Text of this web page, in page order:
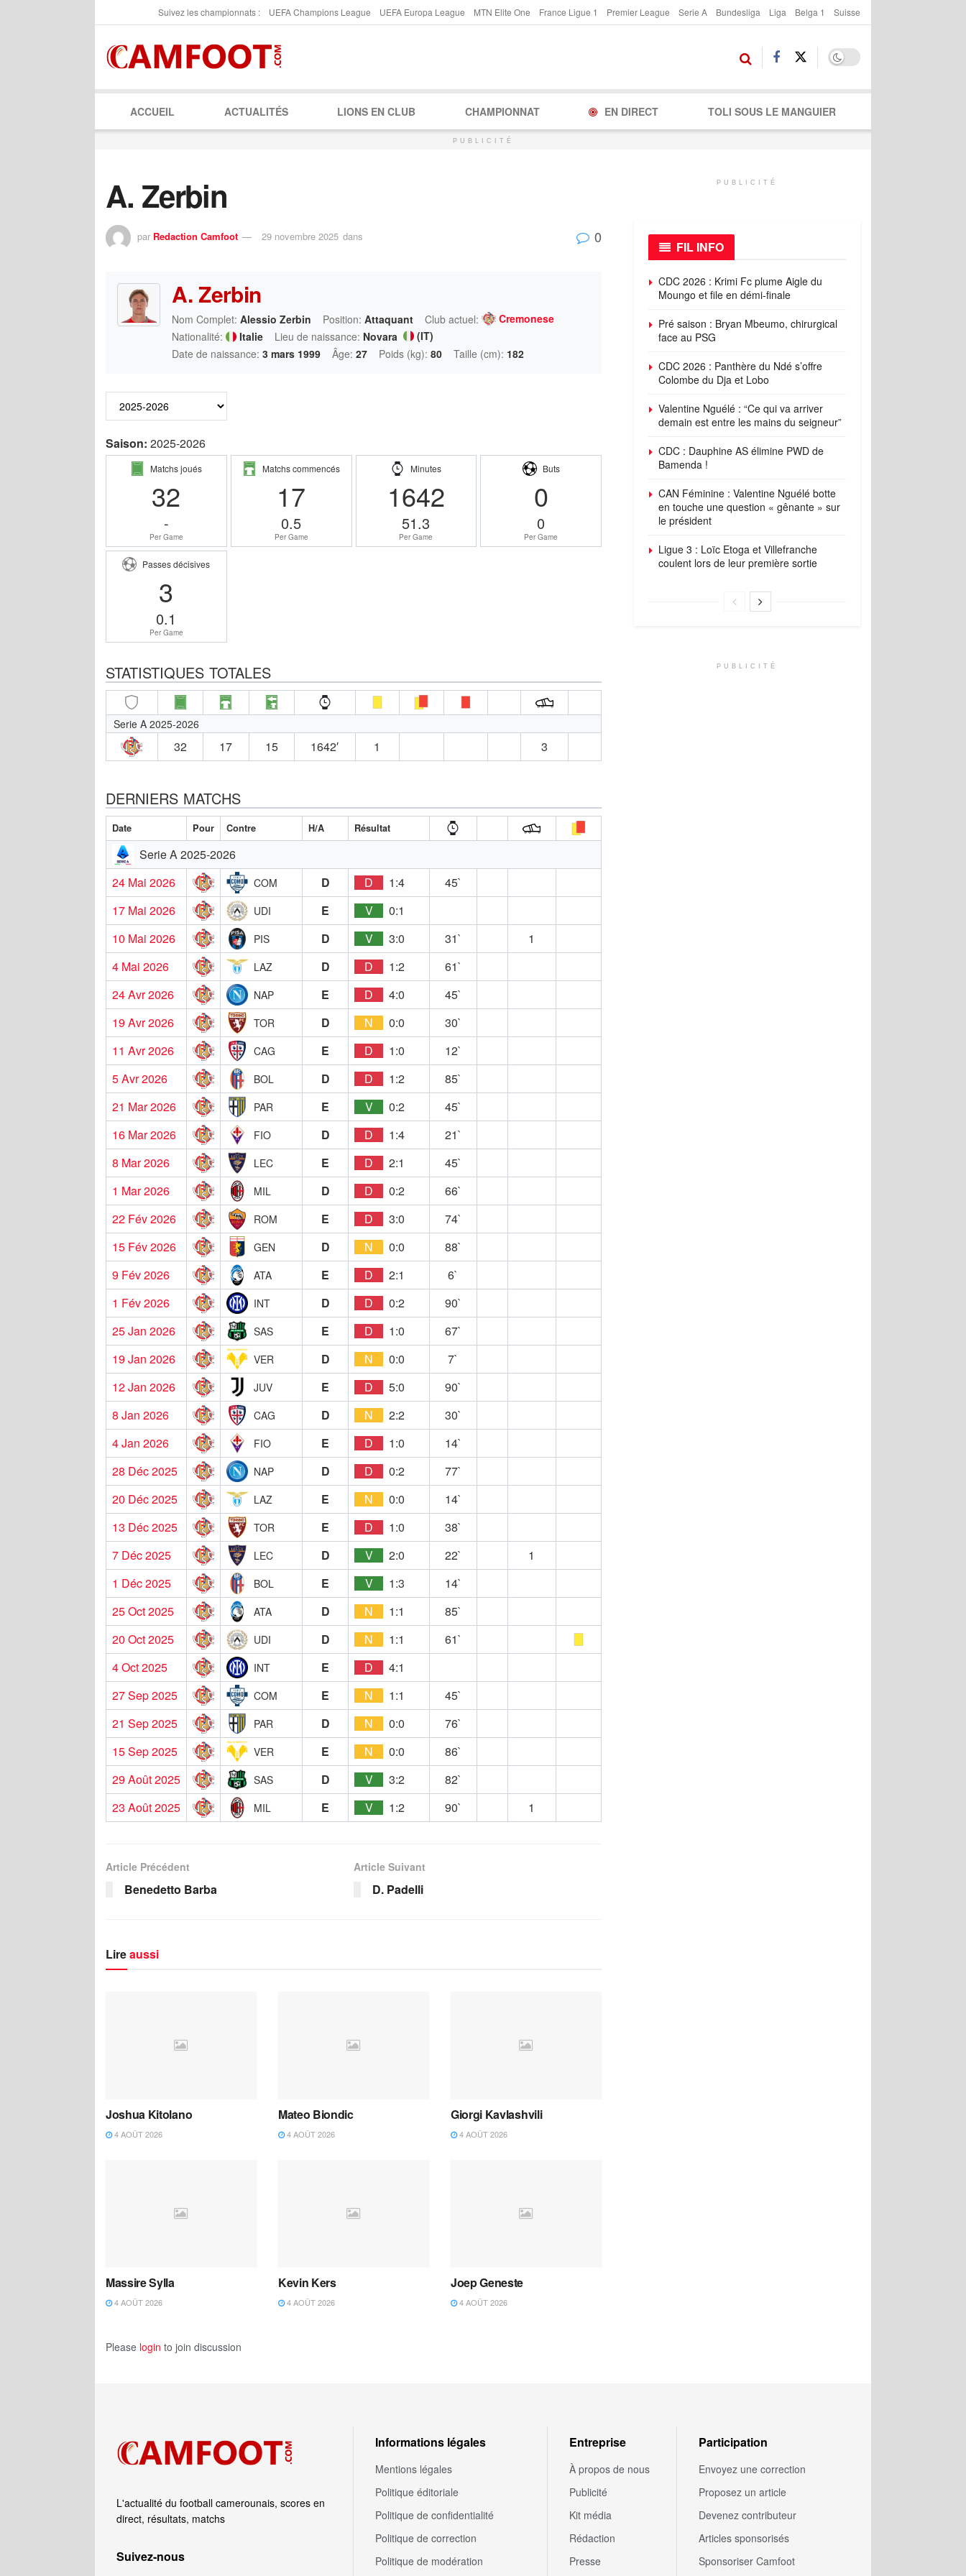
Suivez les championnats : UEFA Champions League UEFA Europa League MTN Elite One France Ligue 1 Premier League Serie A Bundesliga Liga Belga 1 Suisse
ACCUEIL ACTUALITÉS LIONS EN CLUB CHAMPIONNAT EN DIRECT TOLI SOUS LE MANGUIER
PUBLICITÉ
A. Zerbin
par Redaction Camfoot 29 novembre 2025 dans 0
A. Zerbin
Nom Complet: Alessio Zerbin Position: Attaquant Club actuel:
Cremonese
Nationalité:
Italie Lieu de naissance: Novara
(IT)
Date de naissance: 3 mars 1999 Âge: 27 Poids (kg): 80 Taille (cm): 182
Saison: 2025-2026
Matchs joués
32
-
Per Game
Matchs commencés
17
0.5
Per Game
Minutes
1642
51.3
Per Game
Buts
0
0
Per Game
Passes décisives
3
0.1
Per Game
STATISTIQUES TOTALES
Serie A 2025-2026
32 17 15 1642′ 1 3
DERNIERS MATCHS
Date Pour Contre H/A Résultat
Serie A 2025-2026
24 Mai 2026
COM D D 1:4
45`
17 Mai 2026
UDI E V
0:1
10 Mai 2026
PIS D V 3:0 31`
1
4 Mai 2026
LAZ D D 1:2
61`
24 Avr 2026
NAP E D 4:0
45`
19 Avr 2026
TOR D N 0:0
30`
11 Avr 2026
CAG E D 1:0
12`
5 Avr 2026
BOL D D 1:2
85`
21 Mar 2026
PAR E V 0:2
45`
16 Mar 2026
FIO D D 1:4
21`
8 Mar 2026
LEC E D 2:1
45`
1 Mar 2026
MIL D D 0:2
66`
22 Fév 2026
ROM E D 3:0
74`
15 Fév 2026
GEN D N 0:0
88`
9 Fév 2026
ATA E D 2:1
6`
1 Fév 2026
INT D D 0:2
90`
25 Jan 2026
SAS E D 1:0
67`
19 Jan 2026
VER D N 0:0
7`
12 Jan 2026
JUV E D 5:0
90`
8 Jan 2026
CAG D N 2:2
30`
4 Jan 2026
FIO E D 1:0
14`
28 Déc 2025
NAP D D 0:2
77`
20 Déc 2025
LAZ E N 0:0
14`
13 Déc 2025
TOR E D 1:0
38`
7 Déc 2025
LEC D V 2:0 22`
1
1 Déc 2025
BOL E V 1:3
14`
25 Oct 2025
ATA D N 1:1
85`
20 Oct 2025
UDI D N 1:1
61`
4 Oct 2025
INT E D
4:1
27 Sep 2025
COM E N 1:1
45`
21 Sep 2025
PAR D N 0:0
76`
15 Sep 2025
VER E N 0:0
86`
29 Août 2025
SAS D V 3:2
82`
23 Août 2025
MIL E V 1:2 90` 1
Article Précédent
Benedetto Barba
Article Suivant
D. Padelli
Lireaussi
Joshua Kitolano
4 AOÛT 2026
Mateo Biondic
4 AOÛT 2026
Giorgi Kavlashvili
4 AOÛT 2026
Massire Sylla
4 AOÛT 2026
Kevin Kers
4 AOÛT 2026
Joep Geneste
4 AOÛT 2026
Please login to join discussion
PUBLICITÉ
FIL INFO
CDC 2026 : Krimi Fc plume Aigle du
Moungo et file en démi-finale
Pré saison : Bryan Mbeumo, chirurgical
face au PSG
CDC 2026 : Panthère du Ndé s’offre
Colombe du Dja et Lobo
Valentine Nguélé : “Ce qui va arriver
demain est entre les mains du seigneur”
CDC : Dauphine AS élimine PWD de
Bamenda !
CAN Féminine : Valentine Nguélé botte
en touche une question « gênante » sur
le président
Ligue 3 : Loïc Etoga et Villefranche
coulent lors de leur première sortie
PUBLICITÉ
L'actualité du football camerounais, scores en
direct, résultats, matchs
Suivez‑nous
Informations légales
Mentions légales
Politique éditoriale
Politique de confidentialité
Politique de correction
Politique de modération
Entreprise
À propos de nous
Publicité
Kit média
Rédaction
Presse
Participation
Envoyez une correction
Proposez un article
Devenez contributeur
Articles sponsorisés
Sponsoriser Camfoot